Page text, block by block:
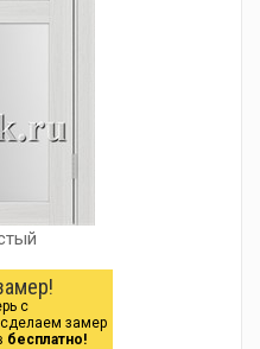
с
замер
бесплатно!